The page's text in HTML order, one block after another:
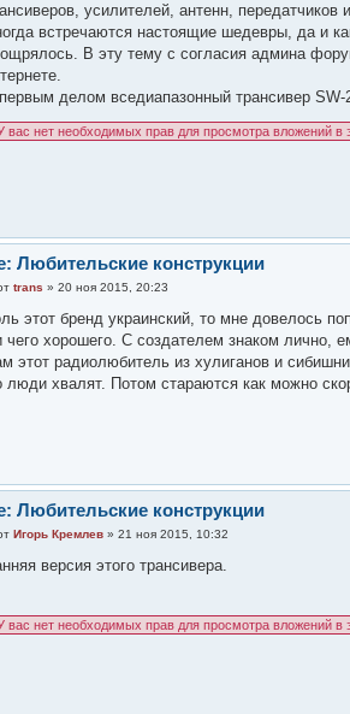
усилителей, антенн, передатчиков
встречаются настоящие шедевры, да и
В эту тему с согласия админа
делом вседиапазонный трансивер
вас нет необходимых прав для просмотра вложений в
Любительские конструкции
trans » 20 ноя 2015, 20:23
этот бренд украинский, то мне довелось
чего хорошего. С создателем знаком лично,
этот радиолюбитель из хулиганов и
люди хвалят. Потом стараются как можно
Любительские конструкции
Игорь Кремлев» 21 ноя 2015, 10:32
версия этого трансивера.
вас нет необходимых прав для просмотра вложений в